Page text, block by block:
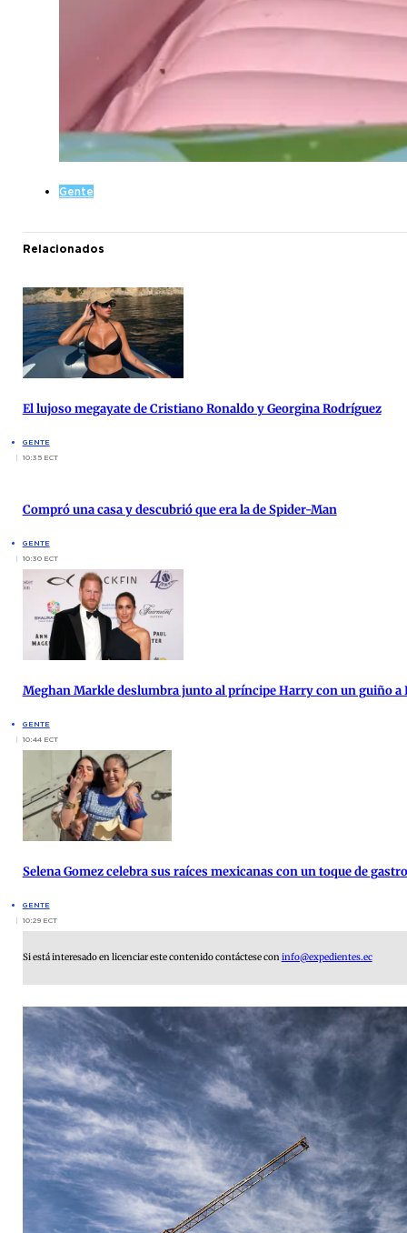
Gente
Relacionados
El lujoso megayate de Cristiano Ronaldo y Georgina Rodríguez
GENTE
10:35 ECT
Compró una casa y descubrió que era la de Spider-Man
GENTE
10:30 ECT
Meghan Markle deslumbra junto al príncipe Harry con un guiño a
GENTE
10:44 ECT
Selena Gomez celebra sus raíces mexicanas con un toque de
GENTE
10:29 ECT
Si está interesado en licenciar este contenido contáctese coninfo@expedientes.ec